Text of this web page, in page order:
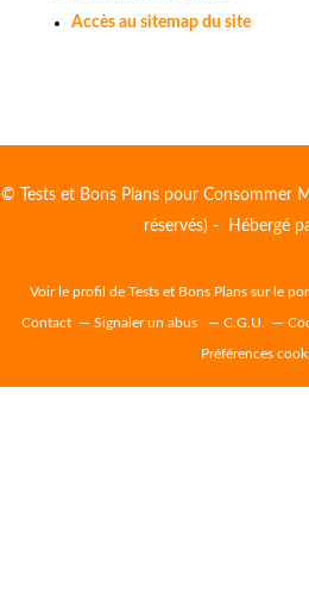
Accès au sitemap du site
© Tests et Bons Plans pour Consommer
réservés) - Hébergé
Voir le profil de Tests et Bons Plans sur le
Contact Signaler un abus C.G.U.
Préférences